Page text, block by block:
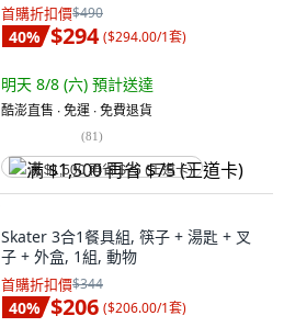
首購折扣價$490
40% $294 ($294.00/1套)
明天 8/8 (六) 預計送達
酷澎直售 ∙ 免運 ∙ 免費退貨
(81)
满 $1,500 再省 $75 (王道卡)
Skater 3合1餐具組, 筷子 + 湯匙 + 叉
子 + 外盒, 1組, 動物
首購折扣價$344
40% $206 ($206.00/1套)